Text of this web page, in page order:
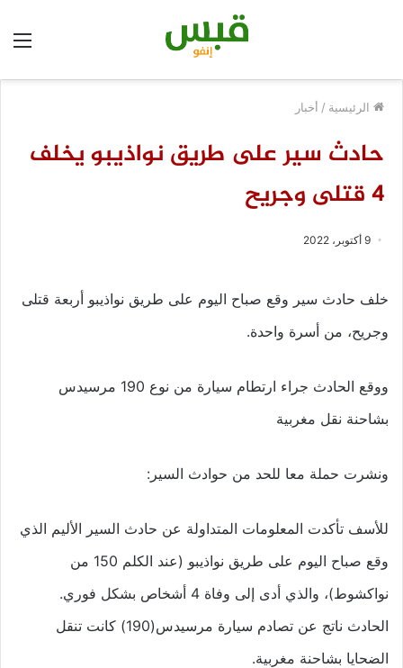
الرئيسية / أخبار
حادث سير على طريق نواذيبو يخلف
4 قتلى وجريح
9 أكتوبر، 2022
خلف حادث سير وقع صباح اليوم على طريق نواذيبو أربعة قتلى
وجريح، من أسرة واحدة.
ووقع الحادث جراء ارتطام سيارة من نوع 190 مرسيدس
بشاحنة نقل مغربية
ونشرت حملة معا للحد من حوادث السير:
للأسف تأكدت المعلومات المتداولة عن حادث السير الأليم الذي
وقع صباح اليوم على طريق نواذيبو (عند الكلم 150 من
نواكشوط)، والذي أدى إلى وفاة 4 أشخاص بشكل فوري.
الحادث ناتج عن تصادم سيارة مرسيدس(190) كانت تنقل
الضحايا بشاحنة مغربية.